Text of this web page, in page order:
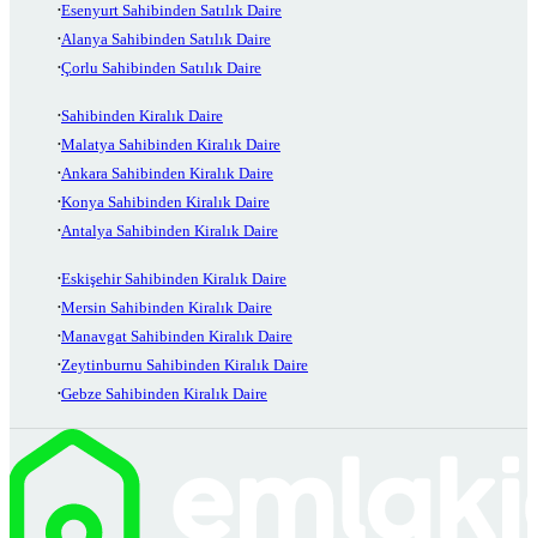
Esenyurt Sahibinden Satılık Daire
Alanya Sahibinden Satılık Daire
Çorlu Sahibinden Satılık Daire
Sahibinden Kiralık Daire
Malatya Sahibinden Kiralık Daire
Ankara Sahibinden Kiralık Daire
Konya Sahibinden Kiralık Daire
Antalya Sahibinden Kiralık Daire
Eskişehir Sahibinden Kiralık Daire
Mersin Sahibinden Kiralık Daire
Manavgat Sahibinden Kiralık Daire
Zeytinburnu Sahibinden Kiralık Daire
Gebze Sahibinden Kiralık Daire